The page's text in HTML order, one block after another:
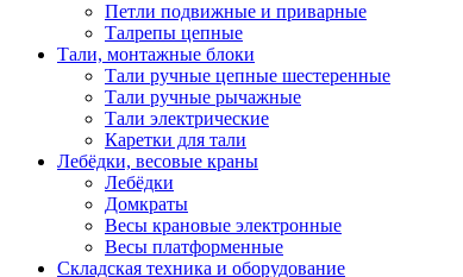
Петли подвижные и приварные
Талрепы цепные
Тали, монтажные блоки
Тали ручные цепные шестеренные
Тали ручные рычажные
Тали электрические
Каретки для тали
Лебёдки, весовые краны
Лебёдки
Домкраты
Весы крановые электронные
Весы платформенные
Складская техника и оборудование